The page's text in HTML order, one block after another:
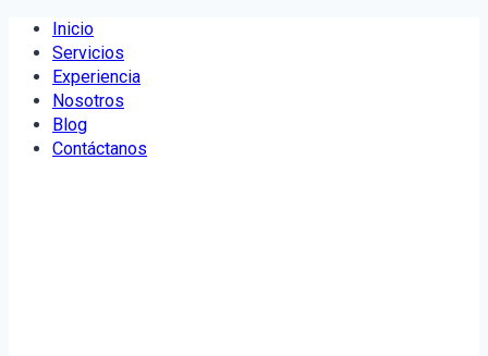
Saltar
contenido
Inicio
Servicios
Experiencia
Nosotros
Blog
Contáctanos